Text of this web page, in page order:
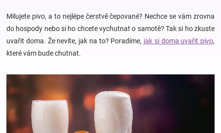
a
kojenecká
Hračky
a
Milujete pivo, a to nejlépe čerstvě čepované? Nechce se vám zrovna
do hospody nebo si ho chcete vychutnat o samotě? Tak si ho zkuste
uvařit doma. Že nevíte, jak na to? Poradíme, jak si doma uvařit pivo,
které vám bude chutnat.